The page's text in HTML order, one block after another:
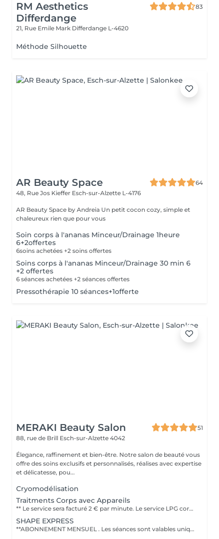
RM Aesthetics
Differdange
83
21, Rue Emile Mark Differdange L-4620
Méthode Silhouette
AR Beauty Space
64
48, Rue Jos Kieffer Esch-sur-Alzette L-4176
AR Beauty Space by Andreia Un petit cocon cozy, simple et
chaleureux rien que pour vous
Soin corps à l'ananas Minceur/Drainage 1heure
6+2offertes
6soins achetées +2 soins offertes
Soins corps à l'ananas Minceur/Drainage 30 min 6
+2 offertes
6 séances achetées +2 séances offertes
Pressothérapie 10 séances+1offerte
MERAKI Beauty Salon
51
88, rue de Brill Esch-sur-Alzette 4042
Élegance, raffinement et bien-être. Notre salon de beauté vous
offre des soins exclusifs et personnalisés, réalises avec expertise
et délicatesse, pou...
Cryomodélisation
Traitments Corps avec Appareils
** Le service sera facturé 2 € par minute. Le service LPG corps est une technologie non invasive qui utilise un massage mécanique pour stimuler les tissus profonds afin de réduire la cellulite, affiner la silhouette, déstocker les graisses localisées et raffermir la peau. Cette technique est souvent décrite comme agréable et naturelle, avec des résultats visibles comme une peau plus lisse et un corps plus léger, grâce au remodelage corporel et au drainage. Objectifs du traitement LPG corps Réduire la cellulite : Il aide à atténuer l'aspect de la cellulite, qu'elle soit adipeuse, aqueuse ou fibreuse. Déstocker les graisses : Il stimule le déstockage des graisses localisées qui résistent aux régimes et à l'exercice, comme le mentionne le traitement Lipomassage du {LPG Group}. Raffermir la peau : Le soin raffermit la peau et améliore sa fermeté, notamment sur des zones comme le double menton. Drainer et détoxifier : Il favorise les échanges circulatoires et procure un effet détoxinant, ce qui permet de retrouver une sensation de légèreté. Déroulement et fréquence Séance type : La durée d'une séance est généralement de 35 à 40 minutes, selon le protocole. Protocoles courants : Il est conseillé de commencer par 2 séances par semaine pour les premières séances afin d'obtenir des résultats plus rapides, puis de réduire la fréquence en fonction de vos besoins et de votre budget. Adaptabilité : Le soin peut être adapté à vos besoins spécifiques, qu'il s'agisse de minceur, de raffermissement ou de drainage.
SHAPE EXPRESS
**ABONNEMENT MENSUEL . Les séances sont valables uniquement pendant le mois en cours et ne peuvent pas être reportées ou cumulées sur le mois suivant. PROGRAMME CORPS REMODELANT - ANTI CELLULITE & RAFFERMISSANT INCLUS * 2 séances corporelles par semaine (30 minutes chacune) * 6 Seances par mois Techniques utilisées: - LPG : stimule la circulation et aide à déstocker les graisses - Drainage lymphatique : favorise l'élimination des toxines et réduit la rétention d'eau - Detox corporel : aide purifier l'organisme et affiner la silhouette - HIFU (1 Zone incluse) : Technologie avancée pour raffermir et tonifier la peau en profondeur